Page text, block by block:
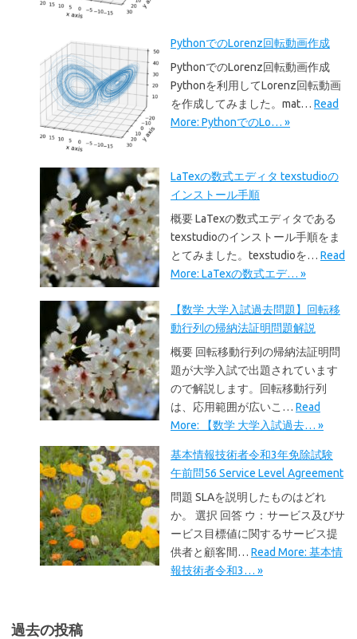
PythonでのLorenz回転動画作成
PythonでのLorenz回転動画作成
Pythonを利用してLorenz回転動画
を作成してみました。mat… Read
More: PythonでのLo… »
LaTexの数式エディタ texstudioの
インストール手順
概要 LaTexの数式エディタである
texstudioのインストール手順をま
とてみました。texstudioを… Read
More: LaTexの数式エデ… »
【数学 大学入試過去問題】回転移
動行列の帰納法証明問題解説
概要 回転移動行列の帰納法証明問
題が大学入試で出題されています
ので解説します。回転移動行列
は、応用範囲が広いこ… Read
More: 【数学 大学入試過去… »
基本情報技術者令和3年免除試験
午前問56 Service Level Agreement
問題 SLAを説明したものはどれ
か。 選択 回答 ウ：サービス及びサ
ービス目標値に関するサービス提
供者と顧客間… Read More: 基本情
報技術者令和3… »
過去の投稿